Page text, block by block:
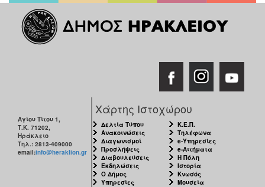
Αγίου Τίτου 1,
Τ.Κ. 71202,
Ηράκλειο
Τηλ.: 2813-409000
email:info@heraklion.gr
Χάρτης Ιστοχώρου
Δελτία Τύπου
Ανακοινώσεις
Διαγωνισμοί
Προσλήψεις
Διαβουλεύσεις
Εκδηλώσεις
Ο Δήμος
Υπηρεσίες
Κ.Ε.Π.
Τηλέφωνα
e-Υπηρεσίες
e-Αιτήματα
Η Πόλη
Ιστορία
Κνωσός
Μουσεία